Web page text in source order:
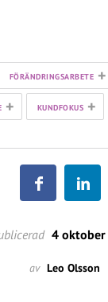
FÖRÄNDRINGSARBETE +
+ KUNDFOKUS +
4 oktober
av Leo Olsson